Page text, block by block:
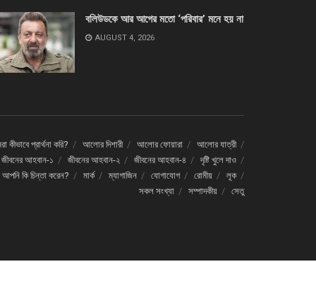
বলিউডকে আর আগের মতো ‘পরিবার’ মনে হয় না
AUGUST 4, 2026
কীভাবে প্রার্থনা করি? আলোর দিশারী আলোর ফোয়ারা
আলোর যাত্রী
জীবনের আহবান-১ জীবনের আহবান-২ জীবনের আহবান-৪
দৃষ্টি খুলে দাও
কি চিন্তা করেন? মার্ক ম্যাগাজিন যোগাযোগ রোমীয়
লূক
সকল সংখ্যা
সম্পাদকীয় সেতু